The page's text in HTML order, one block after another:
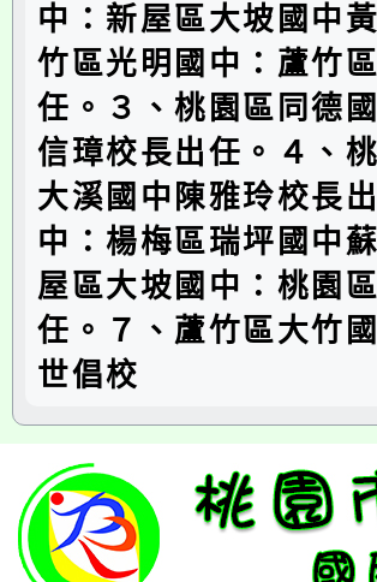
中：新屋區大坡國中
竹區光明國中：蘆竹
任。３、桃園區同德
信璋校長出任。４、
大溪國中陳雅玲校長
中：楊梅區瑞坪國中
屋區大坡國中：桃園
任。７、蘆竹區大竹
世倡校